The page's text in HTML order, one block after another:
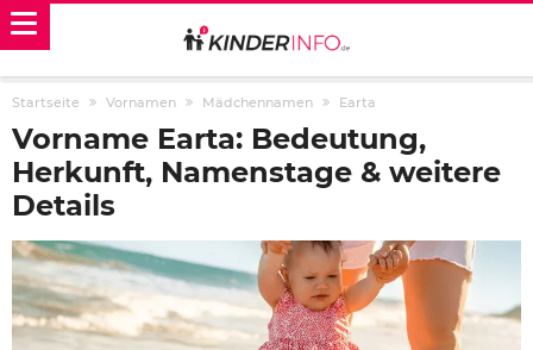
Startseite Vornamen Mädchennamen Earta
Vorname Earta: Bedeutung,
Herkunft, Namenstage & weitere
Details